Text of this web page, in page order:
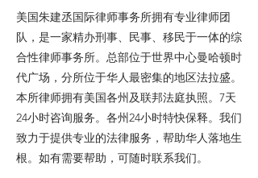
美国朱建丞国际律师事务所拥有专业律师团
队，是一家精办刑事、民事、移民于一体的综
合性律师事务所。总部位于世界中心曼哈顿时
代广场，分所位于华人最密集的地区法拉盛。
本所律师拥有美国各州及联邦法庭执照。7天
24小时咨询服务。各州24小时特快保释。我们
致力于提供专业的法律服务，帮助华人落地生
根。如有需要帮助，可随时联系我们。